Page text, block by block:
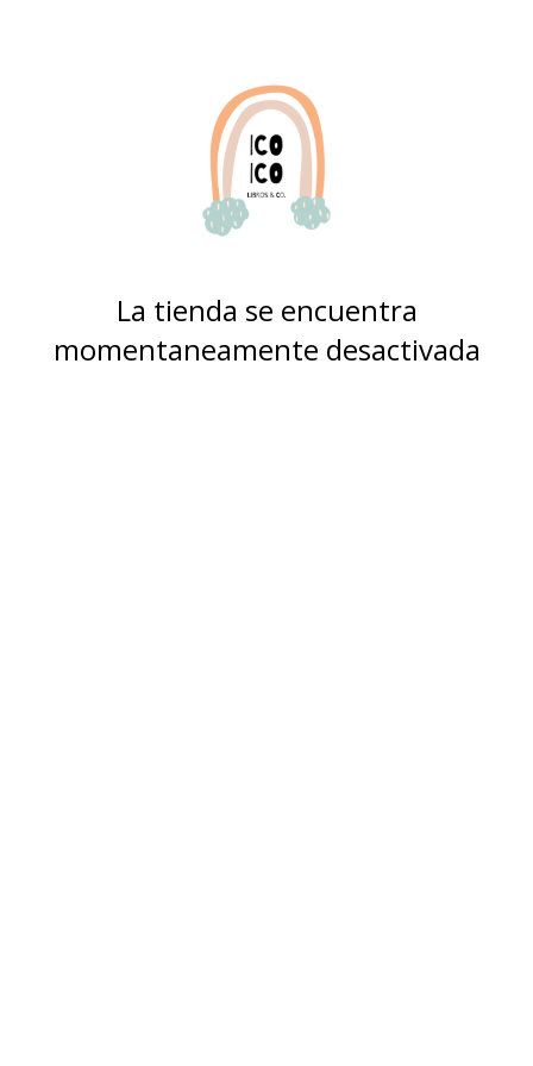
La tienda se encuentra
momentaneamente desactivada